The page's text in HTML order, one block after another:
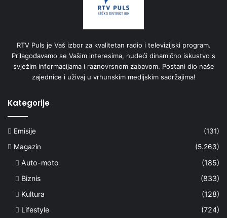
RTV Puls je Vaš izbor za kvalitetan radio i televizijski program.
Prilagođavamo se Vašim interesima, nudeći dinamično iskustvo s
svježim informacijama i raznovrsnom zabavom. Postani dio naše
zajednice i uživaj u vrhunskim medijskim sadržajima!
Kategorije
Emisije
(131)
Magazin
(5.263)
Auto-moto
(185)
Biznis
(833)
Kultura
(128)
Lifestyle
(724)